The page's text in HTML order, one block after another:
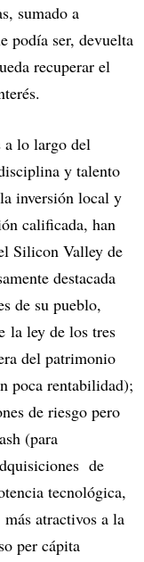
sumado a
podía ser, devuelta
recuperar el
a lo largo del
y talento
inversión local y
calificada, han
Silicon Valley de
destacada
de su pueblo,
la ley de los tres
del patrimonio
poca rentabilidad);
de riesgo pero
(para
de
tecnológica,
atractivos a la
per cápita